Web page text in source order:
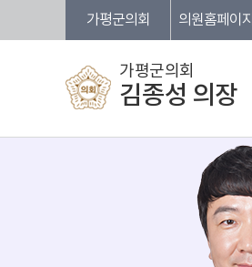
가평군의회 의원홈페이지
가평군의회
김종성 의장